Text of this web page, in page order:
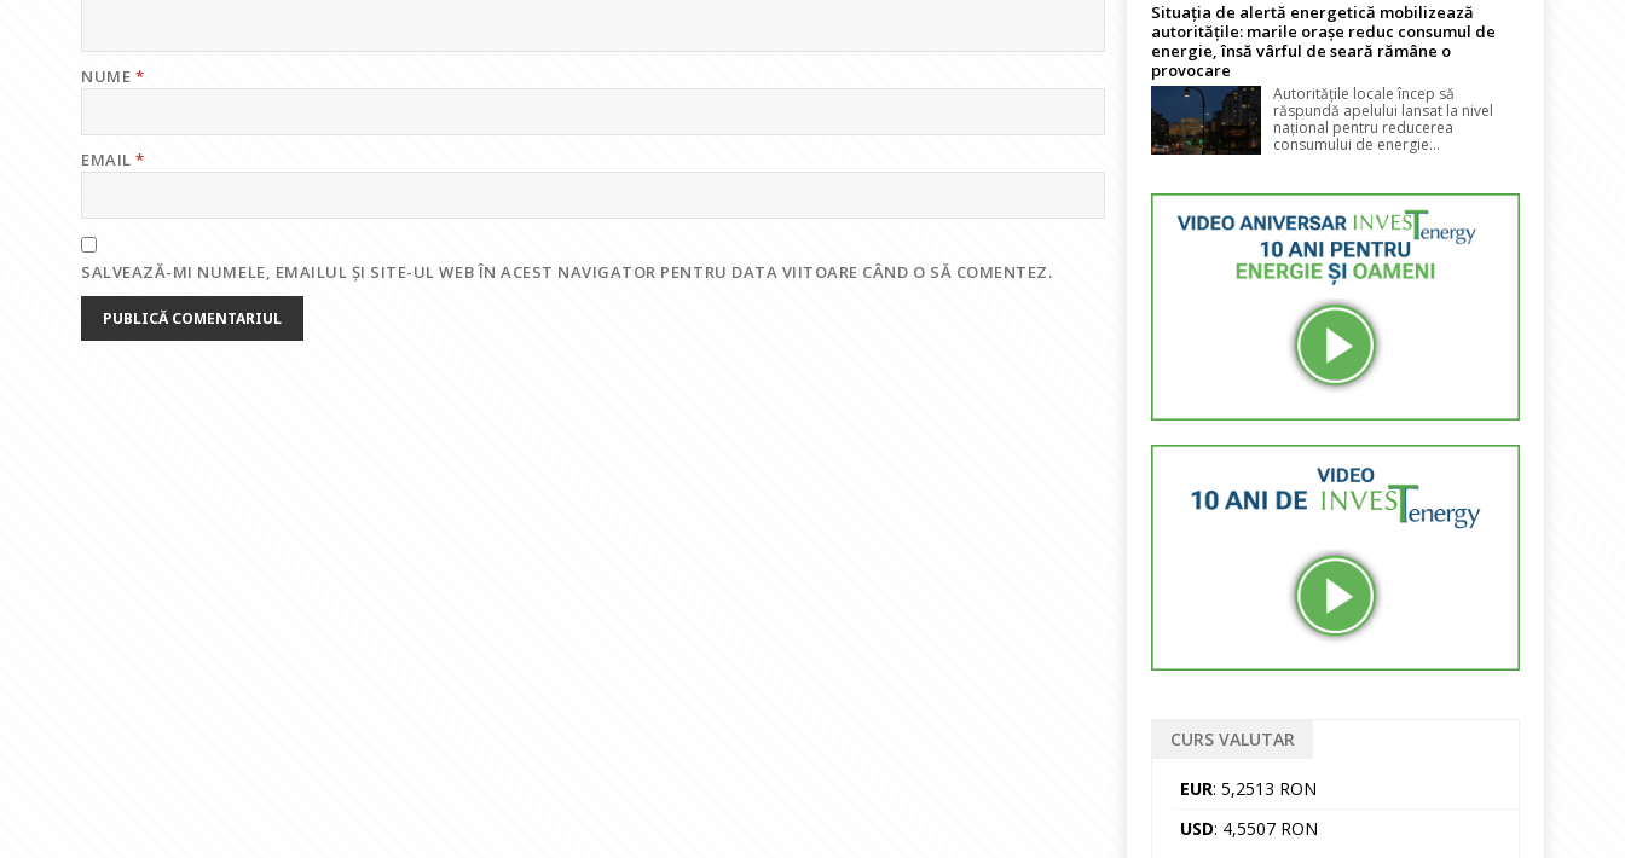
NUME *
EMAIL*
SALVEAZĂ-MI NUMELE, EMAILUL ȘI SITE-UL WEB ÎN ACEST NAVIGATOR PENTRU DATA VIITOARE CÂND O SĂ COMENTEZ.
Situația de alertă energetică mobilizează
autoritățile: marile orașe reduc consumul de
energie, însă vârful de seară rămâne o
provocare
Autoritățile locale încep să
răspundă apelului lansat la nivel
național pentru reducerea
consumului de energie...
CURS VALUTAR
EUR: 5,2513 RON
USD: 4,5507 RON